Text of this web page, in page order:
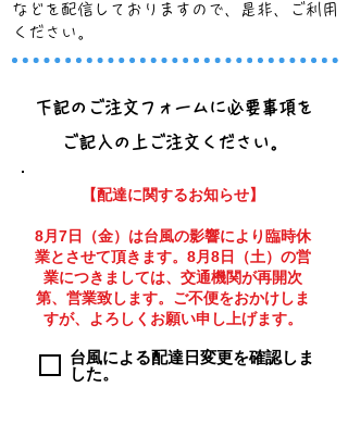
などを配信しておりますので、是非、ご利用
ください。
​下記のご注文フォームに必要事項を
ご記入の上ご注文ください。
【配達に関するお知らせ】
8月7日（金）は台風の影響により臨時休
業とさせて頂きます。8月8日（土）の営
業につきましては、交通機関が再開次
第、営業致します。ご不便をおかけしま
すが、よろしくお願い申し上げます。
台風による配達日変更を確認しま
した。